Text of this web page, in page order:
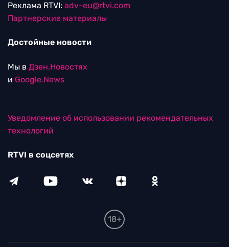
Реклама RTVI: adv-eu@rtvi.com
Партнерские материалы
Достойные новости
Мы в Дзен.Новостях
и Google.News
Уведомление об использовании рекомендательных
технологий
RTVI в соцсетях
18+